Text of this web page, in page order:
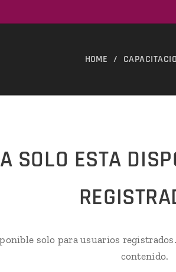
HOME
SOLO ESTA
solo para usuarios
contenido.